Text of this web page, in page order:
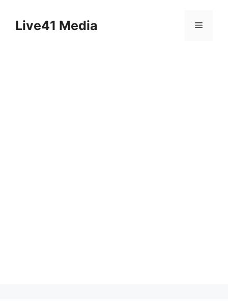
contentLive41 Media Menu